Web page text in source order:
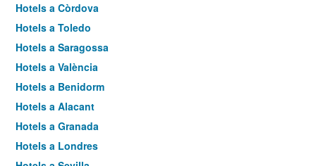
Hotels a Còrdova
Hotels a Toledo
Hotels a Saragossa
Hotels a València
Hotels a Benidorm
Hotels a Alacant
Hotels a Granada
Hotels a Londres